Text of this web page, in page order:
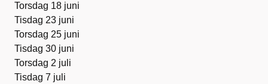
Torsdag 18 juni
Tisdag 23 juni
Torsdag 25 juni
Tisdag 30 juni
Torsdag 2 juli
Tisdag 7 juli